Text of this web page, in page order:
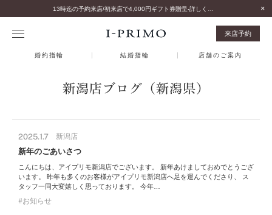
来店予約
婚約指輪 結婚指輪 店舗のご案内
新潟店ブログ（新潟県）
2025.1.7 新潟店
新年のごあいさつ
こんにちは、アイプリモ新潟店でございます。 新年あけましておめでとうござ
います。 昨年も多くのお客様がアイプリモ新潟店へ足を運んでくださり、 ス
タッフ一同大変嬉しく思っております。 今年…
お知らせ